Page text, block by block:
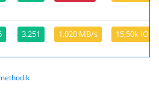
3.251 1.020 MB/s 15,50k IOPS